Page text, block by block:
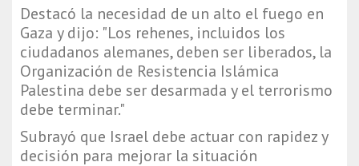
Destacó la necesidad de un alto el fuego en
Gaza y dijo: "Los rehenes, incluidos los
ciudadanos alemanes, deben ser liberados, la
Organización de Resistencia Islámica
Palestina debe ser desarmada y el terrorismo
debe terminar."
Subrayó que Israel debe actuar con rapidez y
decisión para mejorar la situación